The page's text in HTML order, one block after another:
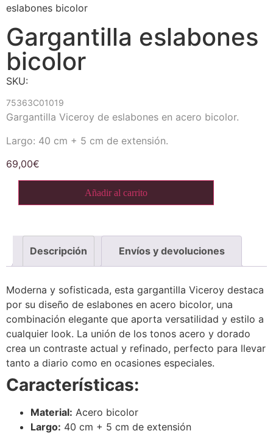
eslabones bicolor
Gargantilla eslabones
bicolor
SKU:
75363C01019
Gargantilla Viceroy de eslabones en acero bicolor.
Largo: 40 cm + 5 cm de extensión.
69,00€
Añadir al carrito
Descripción Envíos y devoluciones
Moderna y sofisticada, esta gargantilla Viceroy destaca
por su diseño de eslabones en acero bicolor, una
combinación elegante que aporta versatilidad y estilo a
cualquier look. La unión de los tonos acero y dorado
crea un contraste actual y refinado, perfecto para llevar
tanto a diario como en ocasiones especiales.
Características:
Material: Acero bicolor
Largo: 40 cm + 5 cm de extensión